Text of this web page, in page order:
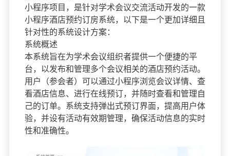
小程序项目，是针对学术会议交流活动开发的一款
小程序酒店预约订房系统，以下是一个更加详细且
针对性的系统设计方案：
系统概述
本系统旨在为学术会议组织者提供一个便捷的平
台，以发布和管理多个会议相关的酒店预约活动。
用户（参会者）可以通过小程序浏览会议详情、查
看酒店信息、进行在线预订，并随时查看和管理自
己的订单。系统支持弹出式预订界面，提高用户体
验，并设有活动有效期管理，确保活动信息的实时
性和准确性。